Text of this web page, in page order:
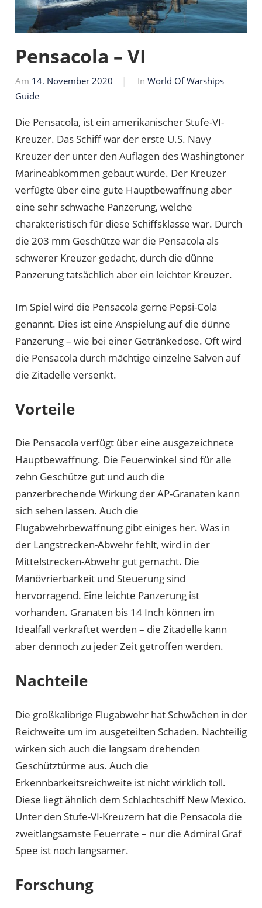
Pensacola – VI
Am 14. November 2020
Von
In World Of Warships
Guide
Die Pensacola, ist ein amerikanischer Stufe-VI-
Kreuzer. Das Schiff war der erste U.S. Navy
Kreuzer der unter den Auflagen des Washingtoner
Marineabkommen gebaut wurde. Der Kreuzer
verfügte über eine gute Hauptbewaffnung aber
eine sehr schwache Panzerung, welche
charakteristisch für diese Schiffsklasse war. Durch
die 203 mm Geschütze war die Pensacola als
schwerer Kreuzer gedacht, durch die dünne
Panzerung tatsächlich aber ein leichter Kreuzer.
Im Spiel wird die Pensacola gerne Pepsi-Cola
genannt. Dies ist eine Anspielung auf die dünne
Panzerung – wie bei einer Getränkedose. Oft wird
die Pensacola durch mächtige einzelne Salven auf
die Zitadelle versenkt.
Vorteile
Die Pensacola verfügt über eine ausgezeichnete
Hauptbewaffnung. Die Feuerwinkel sind für alle
zehn Geschütze gut und auch die
panzerbrechende Wirkung der AP-Granaten kann
sich sehen lassen. Auch die
Flugabwehrbewaffnung gibt einiges her. Was in
der Langstrecken-Abwehr fehlt, wird in der
Mittelstrecken-Abwehr gut gemacht. Die
Manövrierbarkeit und Steuerung sind
hervorragend. Eine leichte Panzerung ist
vorhanden. Granaten bis 14 Inch können im
Idealfall verkraftet werden – die Zitadelle kann
aber dennoch zu jeder Zeit getroffen werden.
Nachteile
Die großkalibrige Flugabwehr hat Schwächen in der
Reichweite um im ausgeteilten Schaden. Nachteilig
wirken sich auch die langsam drehenden
Geschütztürme aus. Auch die
Erkennbarkeitsreichweite ist nicht wirklich toll.
Diese liegt ähnlich dem Schlachtschiff New Mexico.
Unter den Stufe-VI-Kreuzern hat die Pensacola die
zweitlangsamste Feuerrate – nur die Admiral Graf
Spee ist noch langsamer.
Forschung